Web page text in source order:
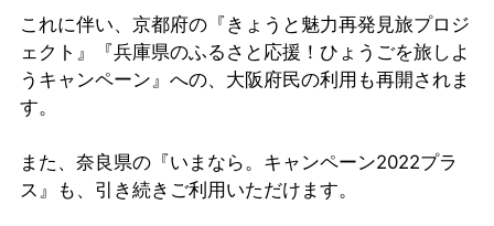
これに伴い、京都府の『きょうと魅力再発見旅プロジ
ェクト』『兵庫県のふるさと応援！ひょうごを旅しよ
うキャンペーン』への、大阪府民の利用も再開されま
す。
また、奈良県の『いまなら。キャンペーン2022プラ
ス』も、引き続きご利用いただけます。